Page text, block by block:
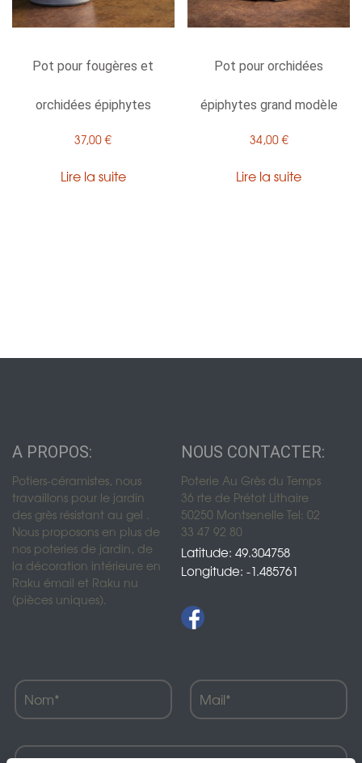
Pot pour fougères et
orchidées épiphytes
37,00€
Lire la suite
Pot pour orchidées
épiphytes grand modèle
34,00€
Lire la suite
A PROPOS:
Potiers-céramistes, nous
travaillons pour le jardin
des grès résistant au gel .
Nous proposons en plus de
nos poteries de jardin, de
la décoration intérieure en
Raku émail et Raku nu
(pièces uniques).
NOUS CONTACTER:
Poterie Au Grès du Temps
36 rte de Prétot Lithaire
50250 Montsenelle Tel: 02
33 47 92 80
Latitude: 49.304758
Longitude: -1.485761